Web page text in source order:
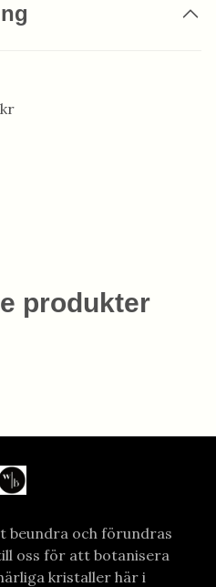
produkter
beundra och förundras
oss för att botanisera
kristaller här i